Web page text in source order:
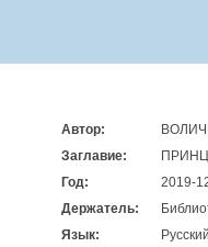
Автор:
Заглавие:
Год:
2019-
Держатель:
Язык:
Русский